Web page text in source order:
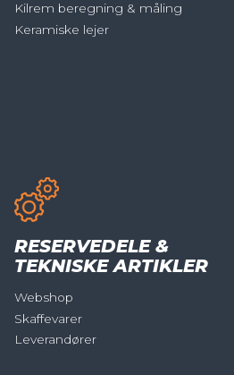
Kilrem beregning & måling
Keramiske lejer
RESERVEDELE &
TEKNISKE ARTIKLER
Webshop
Skaffevarer
Leverandører